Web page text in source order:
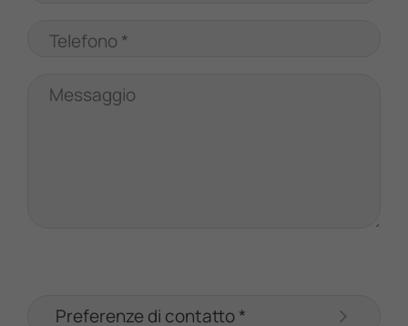
Telefono *
Messaggio